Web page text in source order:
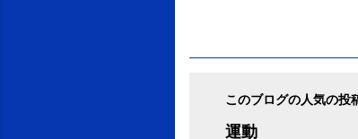
このブログの人気の投
運動